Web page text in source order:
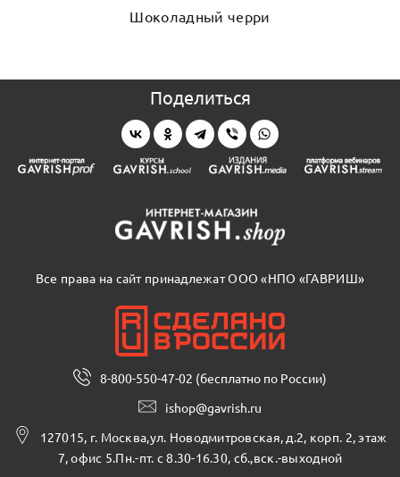
Шоколадный черри
Поделиться
Все права на сайт принадлежат ООО «НПО «ГАВРИШ»
8-800-550-47-02 (бесплатно по России)
ishop@gavrish.ru
127015, г. Москва,ул. Новодмитровская, д.2, корп. 2, этаж
7, офис 5.Пн.-пт. с 8.30-16.30, сб.,вск.-выходной